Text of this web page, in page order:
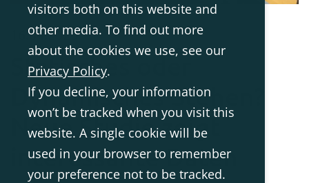
visitors both on this website and
other media. To find out more
about the cookies we use, see our
Privacy Policy.
If you decline, your information
won’t be tracked when you visit this
website. A single cookie will be
used in your browser to remember
your preference not to be tracked.
16.04.2020
Statisches oder
Dynamisches Stehen?
Neue Studie zeigt
interessante Daten